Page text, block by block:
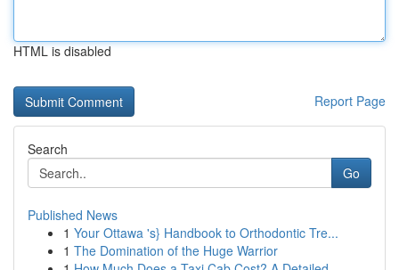
HTML is disabled
Report Page
Search
Go
Published News
1 Your Ottawa 's} Handbook to Orthodontic Tre...
1 The Domination of the Huge Warrior